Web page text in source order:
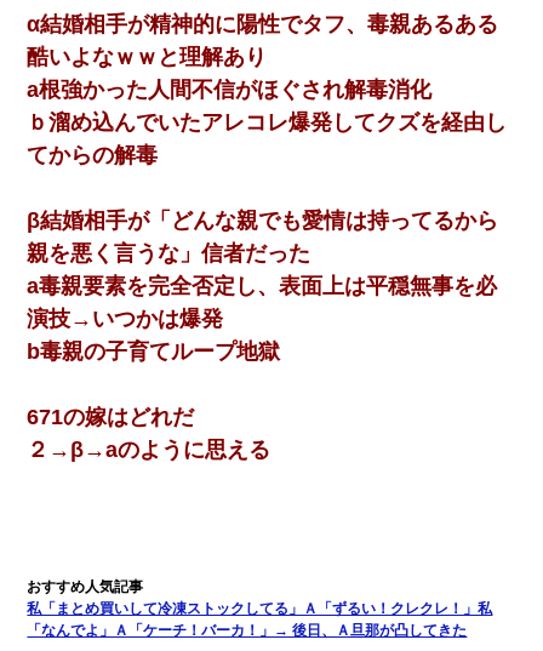
α結婚相手が精神的に陽性でタフ、毒親あるある
酷いよなｗｗと理解あり
a根強かった人間不信がほぐされ解毒消化
ｂ溜め込んでいたアレコレ爆発してクズを経由し
てからの解毒
β結婚相手が「どんな親でも愛情は持ってるから
親を悪く言うな」信者だった
a毒親要素を完全否定し、表面上は平穏無事を必
演技→いつかは爆発
b毒親の子育てループ地獄
671の嫁はどれだ
２→β→aのように思える
私「まとめ買いして冷凍ストックしてる」Ａ「ずるい！クレクレ！」私
「なんでよ」Ａ「ケーチ！バーカ！」→ 後日、Ａ旦那が凸してきた